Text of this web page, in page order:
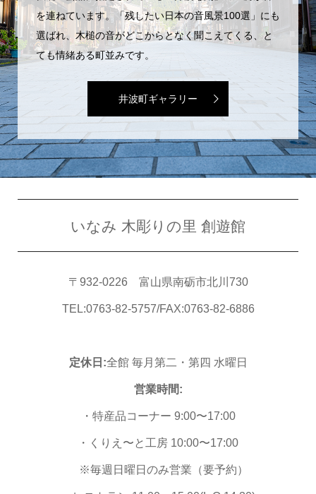
を連ねています。「残したい日本の音風景100選」にも
選ばれ、木槌の音がどこからとなく聞こえてくる、と
ても情緒ある町並みです。
井波町ギャラリー
いなみ 木彫りの里 創遊館
〒932-0226 富山県南砺市北川730
TEL:0763-82-5757/FAX:0763-82-6886
定休日:全館 毎月第二・第四 水曜日
営業時間:
・特産品コーナー 9:00〜17:00
・くりえ〜と工房 10:00〜17:00
※毎週日曜日のみ営業（要予約）